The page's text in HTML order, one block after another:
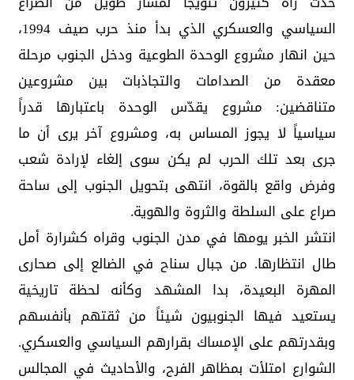
السياسي والعسكري الذي بدأ منذ حرب صيف 1994،
حين انهار مشروع الوحدة الطوعية ودخل الجنوب مرحلة
معقدة من الصدامات والتجاذبات بين مشروعين
متناقضين: مشروع يقدّس الوحدة باعتبارها قدراً
سياسياً لا يجوز المساس به، ومشروع آخر يرى أن ما
جرى بعد تلك الحرب لم يكن سوى إلغاء لإرادة شعب
وفرض واقع بالقوة، انتهى بتحويل الجنوب إلى ساحة
صراع على السلطة والثروة والهوية.
انتشر الخبر يومها في مدن الجنوب وقراه كشرارة أمل
طال انتظارها. من جبال سناح في الضالع إلى صحارى
المهرة البعيدة، بدا المشهد وكأنه لحظة تاريخية
يستعيد فيها الجنوبيون شيئاً من ثقتهم بأنفسهم
وبقدرتهم على الإمساك بقرارهم السياسي والعسكري.
الشوارع امتلأت بمظاهر الفرح، والأحاديث في المجالس